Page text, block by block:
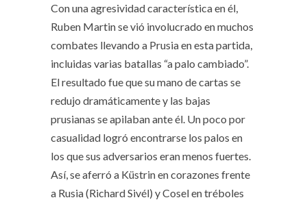
Con una agresividad característica en él,
Ruben Martin se vió involucrado en muchos
combates llevando a Prusia en esta partida,
incluidas varias batallas “a palo cambiado”.
El resultado fue que su mano de cartas se
redujo dramáticamente y las bajas
prusianas se apilaban ante él. Un poco por
casualidad logró encontrarse los palos en
los que sus adversarios eran menos fuertes.
Así, se aferró a Küstrin en corazones frente
a Rusia (Richard Sivél) y Cosel en tréboles